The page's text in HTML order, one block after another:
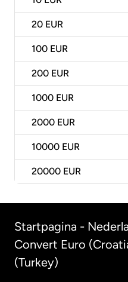
20 EUR
100 EUR
200 EUR
1000 EUR
2000 EUR
10000 EUR
20000 EUR
Startpagina -
Convert Euro
(Turkey)